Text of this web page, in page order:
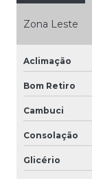
Zona Leste
Aclimação
Bom Retiro
Cambuci
Consolação
Glicério